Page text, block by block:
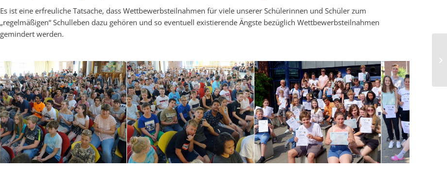
Es ist eine erfreuliche Tatsache, dass Wettbewerbsteilnahmen für viele unserer Schülerinnen und Schüler zum
„regelmäßigen“ Schulleben dazu gehören und so eventuell existierende Ängste bezüglich Wettbewerbsteilnahmen
gemindert werden.